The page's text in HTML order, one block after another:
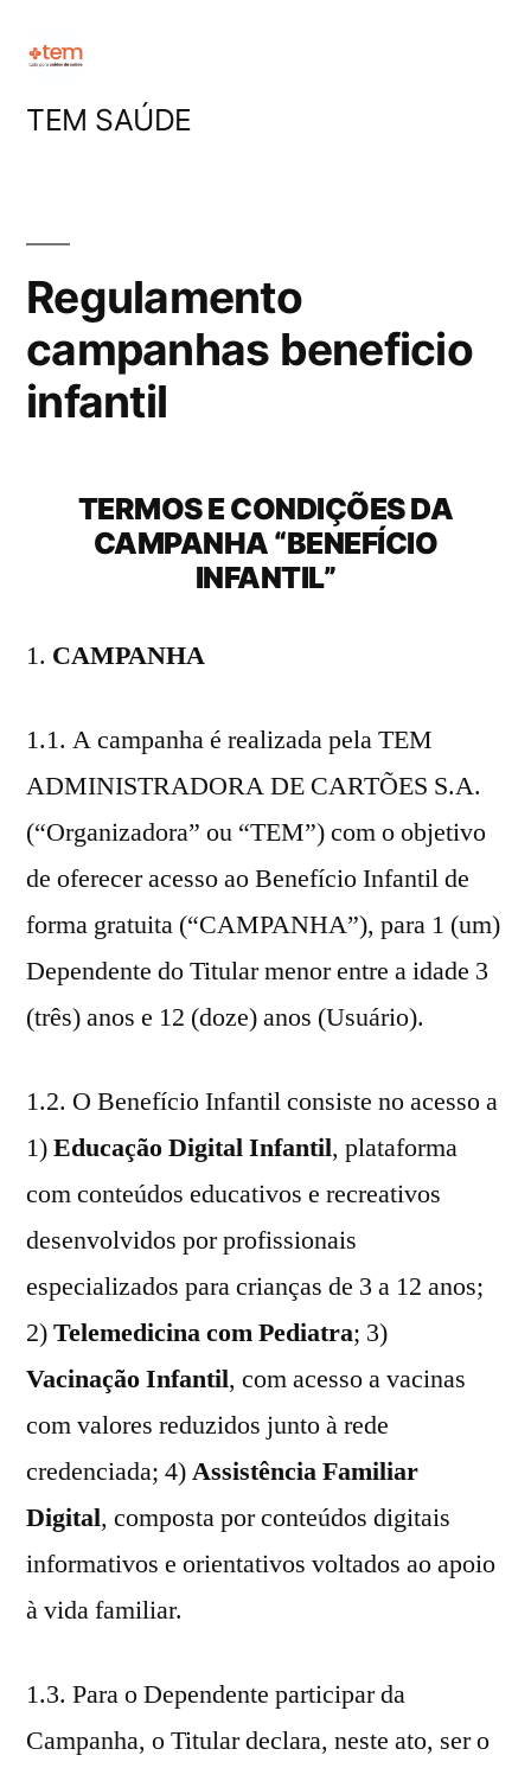
para
TEM SAÚDE
Regulamento
campanhas beneficio
infantil
TERMOS E CONDIÇÕES DA
CAMPANHA “BENEFÍCIO
INFANTIL”
CAMPANHA
1.1. A campanha é realizada pela TEM
ADMINISTRADORA DE CARTÕES S.A.
(“Organizadora” ou “TEM”) com o objetivo
de oferecer acesso ao Benefício Infantil de
forma gratuita (“CAMPANHA”), para 1 (um)
Dependente do Titular menor entre a idade 3
(três) anos e 12 (doze) anos (Usuário).
1.2. O Benefício Infantil consiste no acesso a
1)Educação Digital Infantil, plataforma
com conteúdos educativos e recreativos
desenvolvidos por profissionais
especializados para crianças de 3 a 12 anos;
2)Telemedicina com Pediatra; 3)
Vacinação Infantil, com acesso a vacinas
com valores reduzidos junto à rede
credenciada; 4)Assistência Familiar
Digital, composta por conteúdos digitais
informativos e orientativos voltados ao apoio
à vida familiar.
1.3. Para o Dependente participar da
Campanha, o Titular declara, neste ato, ser o